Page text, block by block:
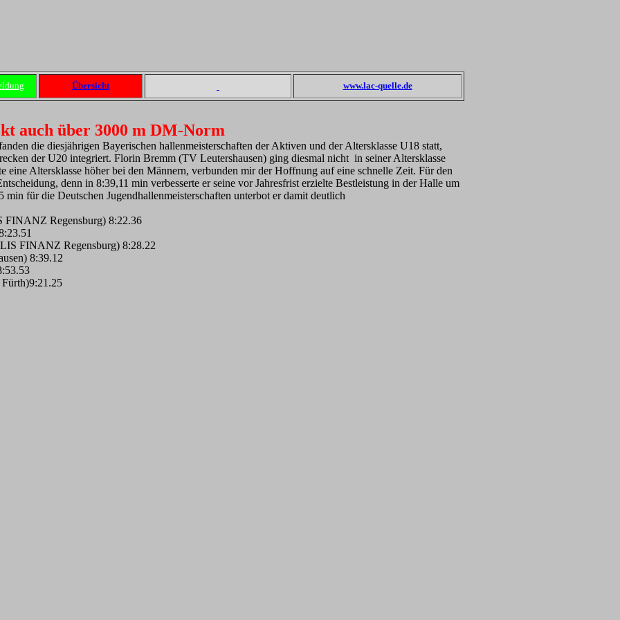
Übersicht www.lac-quelle.de
auch über 3000 m DM-Norm
die diesjährigen Bayerischen hallenmeisterschaften der Aktiven und der Altersklasse U18 statt,
der U20 integriert. Florin Bremm (TV Leutershausen) ging diesmal nicht in seiner Altersklasse
eine Altersklasse höher bei den Männern, verbunden mir der Hoffnung auf eine schnelle Zeit. Für den
denn in 8:39,11 min verbesserte er seine vor Jahresfrist erzielte Bestleistung in der Halle um
für die Deutschen Jugendhallenmeisterschaften unterbot er damit deutlich
FINANZ Regensburg) 8:22.36
FINANZ Regensburg) 8:28.22
8:39.12